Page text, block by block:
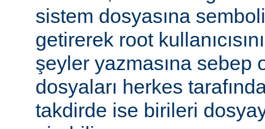
sistem dosyasına
getirerek root
şeyler yazmasına sebep
dosyaları herkes
takdirde ise birileri